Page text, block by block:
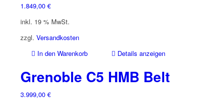
1.849,00 €
inkl. 19 % MwSt.
zzgl. Versandkosten
In den Warenkorb
Details anzeigen
Grenoble C5 HMB Belt
3.999,00 €